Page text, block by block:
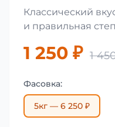
Классический
и правильная
1 250 ₽ 1
Фасовка:
5кг — 6 250 ₽